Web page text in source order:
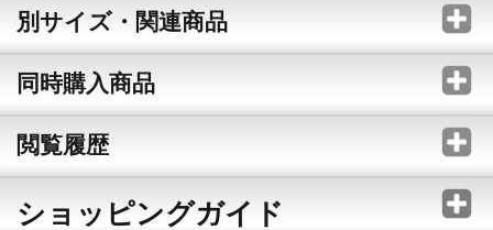
別サイズ・関連商品
同時購入商品
閲覧履歴
ショッピングガイド